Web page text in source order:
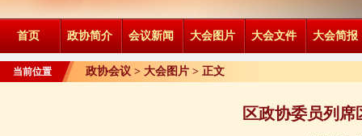
首页 政协简介 会议新闻 大会图片 大会文件 大会简报
当前位置 政协会议 > 大会图片 > 正文
区政协委员列